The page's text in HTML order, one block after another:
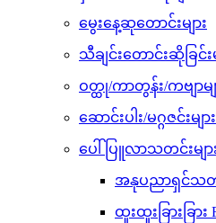
မွေးနေ့ဆုတောင်းများ
သီချင်းတောင်းဆိုခြင်းမ
ဝတ္ထု/ကာတွန်း/ကဗျာမျ
ဆောင်းပါး/မဂ္ဂဇင်းများ
ပေါ်ပြူလာသတင်းမျာ
အနုပညာရှင်သတင်
ထူးထူးခြားခြား